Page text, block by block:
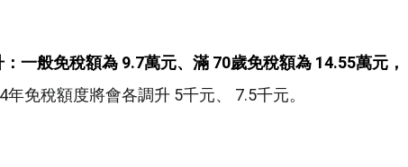
一般免稅額為 9.7萬元、滿 70歲免稅額為 14.55萬元 ，
免稅額度將會各調升 5千元、 7.5千元。